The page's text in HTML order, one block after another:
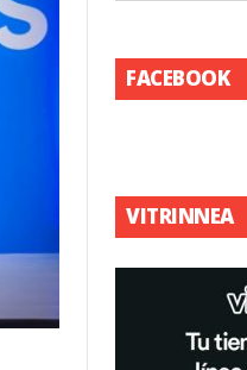
FACEBOOK
VITRINNEA